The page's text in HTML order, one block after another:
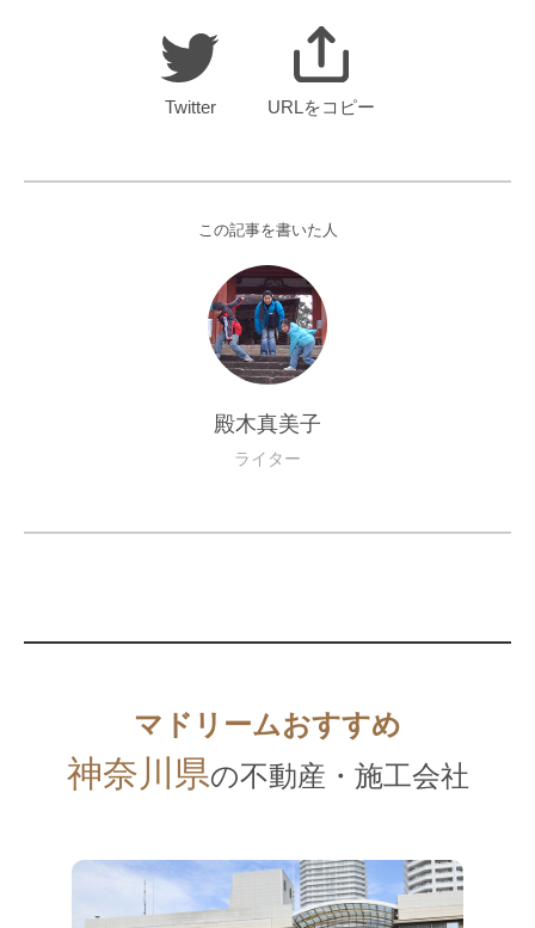
Twitter URLをコピー
この記事を書いた人
殿木真美子
ライター
マドリームおすすめ
神奈川県の不動産・施工会社